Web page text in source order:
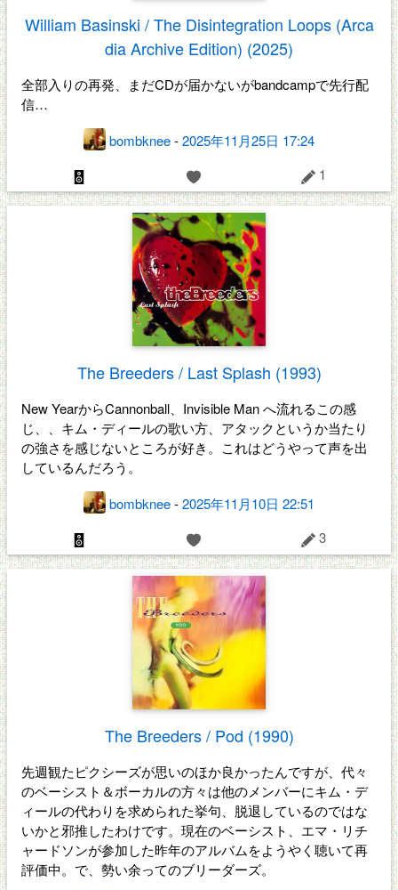
William Basinski / The Disintegration Loops (Arca
dia Archive Edition) (2025)
全部入りの再発、まだCDが届かないがbandcampで先行配
信…
bombknee-2025年11月25日 17:24
1
The Breeders / Last Splash (1993)
New YearからCannonball、Invisible Man へ流れるこの感
じ、、キム・ディールの歌い方、アタックというか当たり
の強さを感じないところが好き。これはどうやって声を出
しているんだろう。
bombknee-2025年11月10日 22:51
3
The Breeders / Pod (1990)
先週観たピクシーズが思いのほか良かったんですが、代々
のベーシスト＆ボーカルの方々は他のメンバーにキム・デ
ィールの代わりを求められた挙句、脱退しているのではな
いかと邪推したわけです。現在のベーシスト、エマ・リチ
ャードソンが参加した昨年のアルバムをようやく聴いて再
評価中。で、勢い余ってのブリーダーズ。